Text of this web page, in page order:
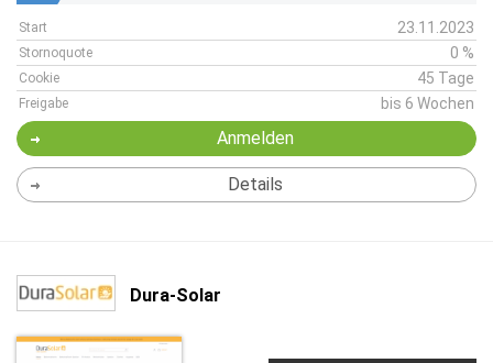
Start 23.11.2023
Stornoquote 0 %
Cookie 45 Tage
Freigabe bis 6 Wochen
Anmelden
Details
Dura-Solar